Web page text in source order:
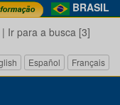
BRASIL
| Ir para a busca [3]
Español Français